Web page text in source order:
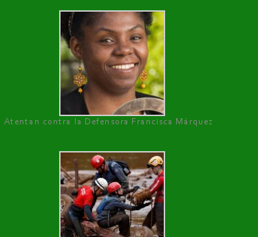
Atentan contra la Defensora Francisca Márquez